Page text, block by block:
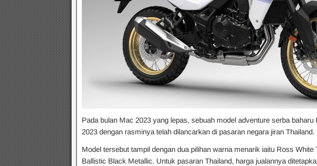
Pada bulan Mac 2023 yang lepas, sebuah model adventure serba baharu
2023 dengan rasminya telah dilancarkan di pasaran negara jiran Thailand.
Model tersebut tampil dengan dua pilihan warna menarik iaitu Ross White
Ballistic Black Metallic. Untuk pasaran Thailand, harga jualannya